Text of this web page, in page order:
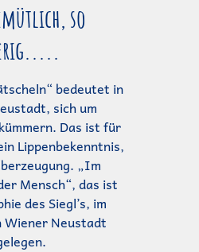
so
bedeutet in
sich um
Das ist für
Lippenbekenntnis,
„Im
Mensch“, das ist
des Siegl’s, im
Wiener Neustadt